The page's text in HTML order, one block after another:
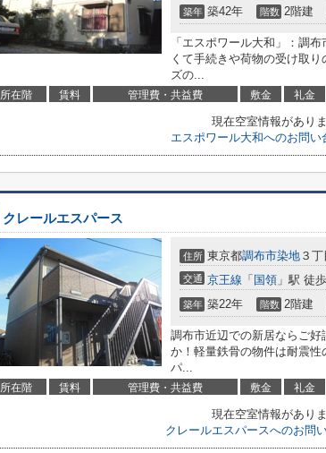
築年 築42年 階数 2階建
「エスポワール大和」：調
くて手続きや荷物の受け取
ズの...
所在階 賃料 管理費・共益費 敷金 礼金
現在空室情報がありま
エスポワール大和へのお問い
クレールエスパース
住所 東京都調布市染地 ３
交通 京王線 「 国領 」駅 徒
築年 築22年 階数 2階建
調布市近辺での新居ならご
か！軽量鉄骨の物件は耐震
パ...
所在階 賃料 管理費・共益費 敷金 礼金
現在空室情報がありま
クレールエスパースへのお問